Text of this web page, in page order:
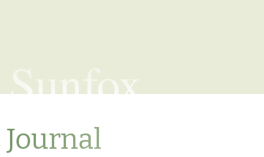
Sunfox
Journal